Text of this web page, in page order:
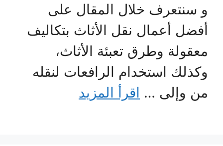
و سنتعرف خلال المقال على
أفضل أعمال نقل الأثاث بتكاليف
معقولة وطرق تعبئة الأثاث،
وكذلك استخدام الرافعات لنقله
من وإلى … اقرأ المزيد